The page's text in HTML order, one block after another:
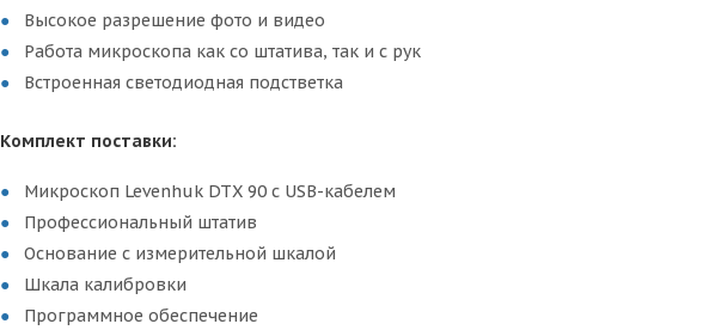
Высокое разрешение фото и видео
Работа микроскопа как со штатива, так и с рук
Встроенная светодиодная подстветка
Комплект поставки:
Микроскоп Levenhuk DTX 90 с USB-кабелем
Профессиональный штатив
Основание с измерительной шкалой
Шкала калибровки
Программное обеспечение